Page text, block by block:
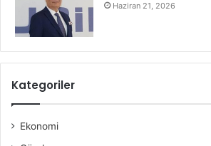
Haziran 21, 2026
Kategoriler
Ekonomi